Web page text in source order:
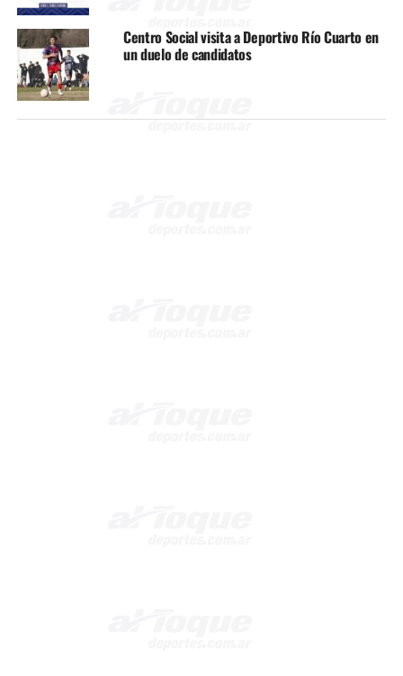
Centro Social visita a Deportivo Río Cuarto en
un duelo de candidatos